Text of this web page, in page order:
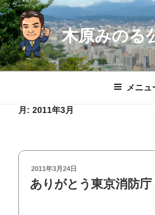
コ
ン
テ
ン
ツ
木原みのる
メニュ
月: 2011年3月
投
稿
日:
2011年3月24日
ありがとう東京消防庁